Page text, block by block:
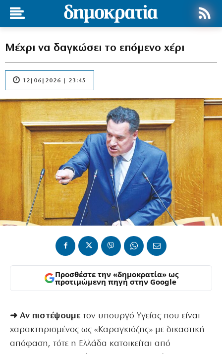
Μέχρι να δαγκώσει το επόμενο χέρι
12|06|2026 | 23:45
Προσθέστε την «δημοκρατία» ως
προτιμώμενη πηγή στην Google
➜ Αν πιστέψουμε τον υπουργό Υγείας που είναι
χαρακτηρισμένος ως «Καραγκιόζης» με δικαστική
απόφαση, τότε η Ελλάδα κατοικείται από